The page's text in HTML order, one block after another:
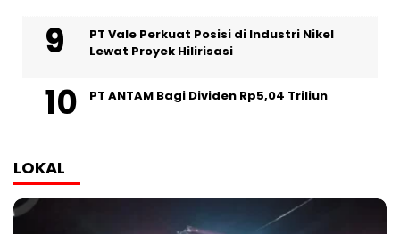
PT Vale Perkuat Posisi di Industri Nikel
Lewat Proyek Hilirisasi
PT ANTAM Bagi Dividen Rp5,04 Triliun
LOKAL